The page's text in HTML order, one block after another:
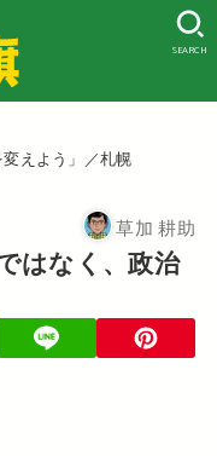
SEARCH
えよう」／札幌
草加 耕助
はなく、政治